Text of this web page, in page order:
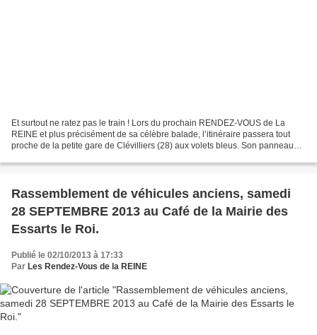
Et surtout ne ratez pas le train ! Lors du prochain RENDEZ-VOUS de La
REINE et plus précisément de sa célèbre balade, l’itinéraire passera tout
proche de la petite gare de Clévilliers (28) aux volets bleus. Son panneau
Rassemblement de véhicules anciens, samedi
28 SEPTEMBRE 2013 au Café de la Mairie des
Essarts le Roi.
Publié le 02/10/2013 à 17:33
Par Les Rendez-Vous de la REINE